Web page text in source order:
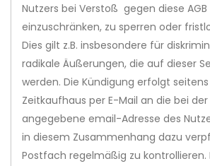
Nutzers bei Verstoß gegen diese AGB
einzuschränken, zu sperren oder
Dies gilt z.B. insbesondere für
radikale Äußerungen, die auf dieser
werden. Die Kündigung erfolgt
Zeitkaufhaus per E-Mail an die bei
angegebene email-Adresse des
in diesem Zusammenhang dazu
Postfach regelmäßig zu kontrollieren.